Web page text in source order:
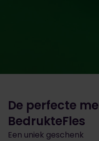
De perfecte
BedrukteFles
Een uniek geschenk